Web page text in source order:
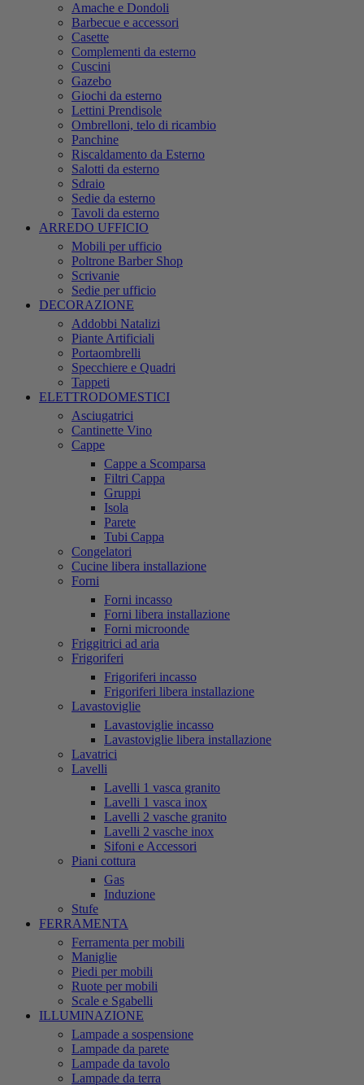
Amache e Dondoli
Barbecue e accessori
Casette
Complementi da esterno
Cuscini
Gazebo
Giochi da esterno
Lettini Prendisole
Ombrelloni, telo di ricambio
Panchine
Riscaldamento da Esterno
Salotti da esterno
Sdraio
Sedie da esterno
Tavoli da esterno
ARREDO UFFICIO
Mobili per ufficio
Poltrone Barber Shop
Scrivanie
Sedie per ufficio
DECORAZIONE
Addobbi Natalizi
Piante Artificiali
Portaombrelli
Specchiere e Quadri
Tappeti
ELETTRODOMESTICI
Asciugatrici
Cantinette Vino
Cappe
Cappe a Scomparsa
Filtri Cappa
Gruppi
Isola
Parete
Tubi Cappa
Congelatori
Cucine libera installazione
Forni
Forni incasso
Forni libera installazione
Forni microonde
Friggitrici ad aria
Frigoriferi
Frigoriferi incasso
Frigoriferi libera installazione
Lavastoviglie
Lavastoviglie incasso
Lavastoviglie libera installazione
Lavatrici
Lavelli
Lavelli 1 vasca granito
Lavelli 1 vasca inox
Lavelli 2 vasche granito
Lavelli 2 vasche inox
Sifoni e Accessori
Piani cottura
Gas
Induzione
Stufe
FERRAMENTA
Ferramenta per mobili
Maniglie
Piedi per mobili
Ruote per mobili
Scale e Sgabelli
ILLUMINAZIONE
Lampade a sospensione
Lampade da parete
Lampade da tavolo
Lampade da terra